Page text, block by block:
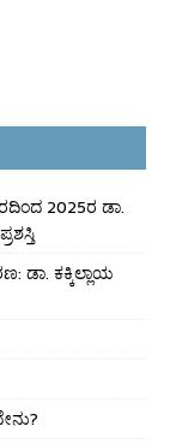
2025ರ ಡಾ.
ಡಾ. ಕಕ್ಕಿಲ್ಲಾಯ